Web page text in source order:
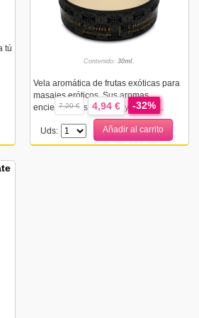
tú
Contenido: 30ml.
Vela aromática de frutas exóticas para
masajes eróticos. Sus aromas
encienden tus sentidos y una ve...
7,20 € 4,94 € -32%
Uds: Añadir al carrito